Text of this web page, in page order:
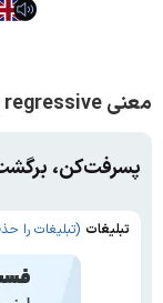
معنی regressive | جمله با regressive
پسرفت‌کن،
تبلیغات (تبلیغات را